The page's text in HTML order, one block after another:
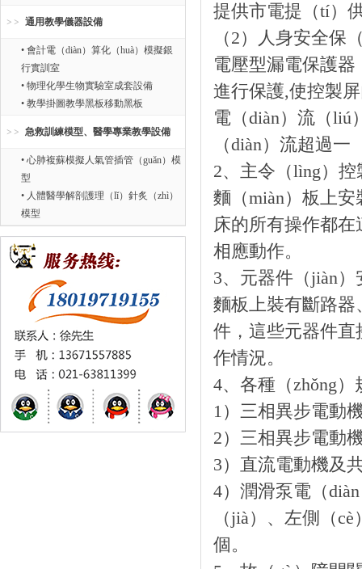
通用教學儀器設備
• 會計電（diàn）算化（huà）模擬銀
行實訓室
• 物理化學生物實驗室成套設備
• 教學掛圖教學黑板移動黑板
急救訓練模型、醫學專業教學設備
• 心肺複蘇模擬人氣管插管（guǎn）模
型
• 人體醫學解剖護理（lǐ）針炙（zhì）
模型
提供市電提（tí）
（2）人身安全保
電壓型漏電保護
進行保護,使控製
電（diàn）流（liú
（diàn）流超過
2、主令（lìng）
麵（miàn）板上
床的所有操作都
相應動作。
3、元器件（jiàn）
麵板上裝有斷路器
件，這些元器件直
作情況。
4、各種（zhǒng
1）三相異步電動
2）三相異步電動
3）直流電動機及
4）潤滑泵電（
（jià）、左側（
個。